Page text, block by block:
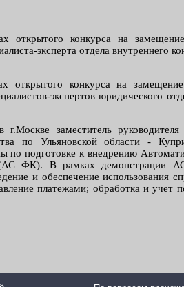
открытого конкурса на
эксперта отдела внутреннего
открытого конкурса на
экспертов юридического
заместитель руководителя
по Ульяновской области -
по подготовке к внедрению
(АС ФК). В рамках демонстрации
и обеспечение использования
платежами; обработка и учет